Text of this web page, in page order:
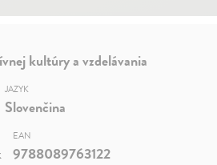
kultúry a vzdelávania
JAZYK
Slovenčina
EAN
9788089763122